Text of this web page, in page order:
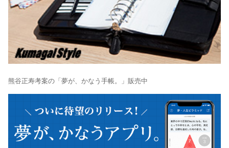
熊谷正寿考案の「夢が、かなう手帳。」販売中